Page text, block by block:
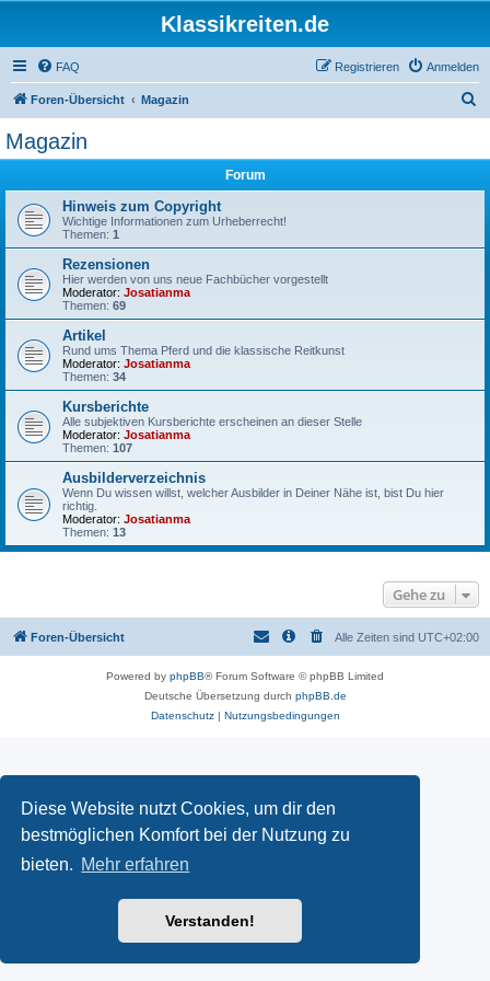
Diese Website nutzt Cookies, um dir den
bestmöglichen Komfort bei der Nutzung zu
bieten. Mehr erfahren
Verstanden!
Klassikreiten.de
FAQ Anmelden
Registrieren
Foren-Übersicht Magazin
Magazin
Forum
Hinweis zum Copyright
Wichtige Informationen zum Urheberrecht!
Themen: 1
Rezensionen
Hier werden von uns neue Fachbücher vorgestellt
Moderator: Josatianma
Themen: 69
Artikel
Rund ums Thema Pferd und die klassische Reitkunst
Moderator: Josatianma
Themen: 34
Kursberichte
Alle subjektiven Kursberichte erscheinen an dieser Stelle
Moderator: Josatianma
Themen: 107
Ausbilderverzeichnis
Wenn Du wissen willst, welcher Ausbilder in Deiner Nähe ist, bist Du hier
richtig.
Moderator: Josatianma
Themen: 13
Gehe zu
Foren-Übersicht Alle Zeiten sind UTC+02:00
Powered by phpBB® Forum Software © phpBB Limited
Deutsche Übersetzung durch phpBB.de
Datenschutz| Nutzungsbedingungen